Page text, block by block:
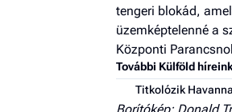
tengeri blokád,
üzemképtelenné a
Központi
További Külföld híreink
Titkolózik